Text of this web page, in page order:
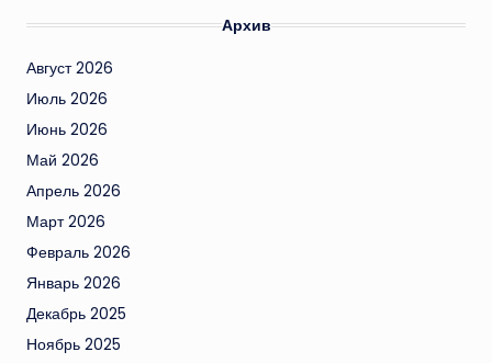
Архив
Август 2026
Июль 2026
Июнь 2026
Май 2026
Апрель 2026
Март 2026
Февраль 2026
Январь 2026
Декабрь 2025
Ноябрь 2025